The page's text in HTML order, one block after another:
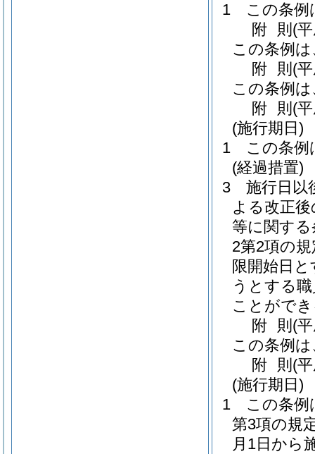
1
この条例
附 則 (
この条例
附 則 (
この条例
附 則 (
(施行期日)
1
この条例
(経過措置)
3
施行日以
よる改正
等に関す
2第2項の
限開始日
うとする
ことがで
附 則 (
この条例
附 則 (
(施行期日)
1
この条例
第3項の規
月1日から